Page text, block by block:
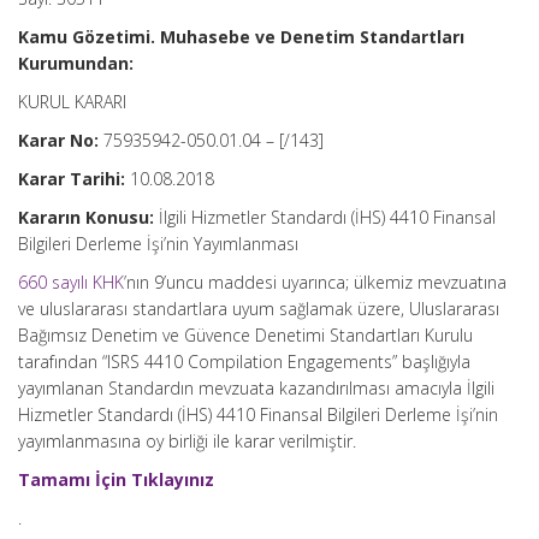
Kamu Gözetimi. Muhasebe ve Denetim Standartları
Kurumundan:
KURUL KARARI
Karar No: 75935942-050.01.04 – [/143]
Karar Tarihi: 10.08.2018
Kararın Konusu: İlgili Hizmetler Standardı (İHS) 4410 Finansal
Bilgileri Derleme İşi’nin Yayımlanması
660 sayılı KHK’nın 9’uncu maddesi uyarınca; ülkemiz mevzuatına
ve uluslararası standartlara uyum sağlamak üzere, Uluslararası
Bağımsız Denetim ve Güvence Denetimi Standartları Kurulu
tarafından “ISRS 4410 Compilation Engagements” başlığıyla
yayımlanan Standardın mevzuata kazandırılması amacıyla İlgili
Hizmetler Standardı (İHS) 4410 Finansal Bilgileri Derleme İşi’nin
yayımlanmasına oy birliği ile karar verilmiştir.
Tamamı İçin Tıklayınız
.